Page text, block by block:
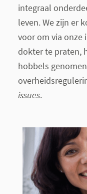
integraal
leven. We zijn er
voor om via onze
dokter te praten,
hobbels
issues.